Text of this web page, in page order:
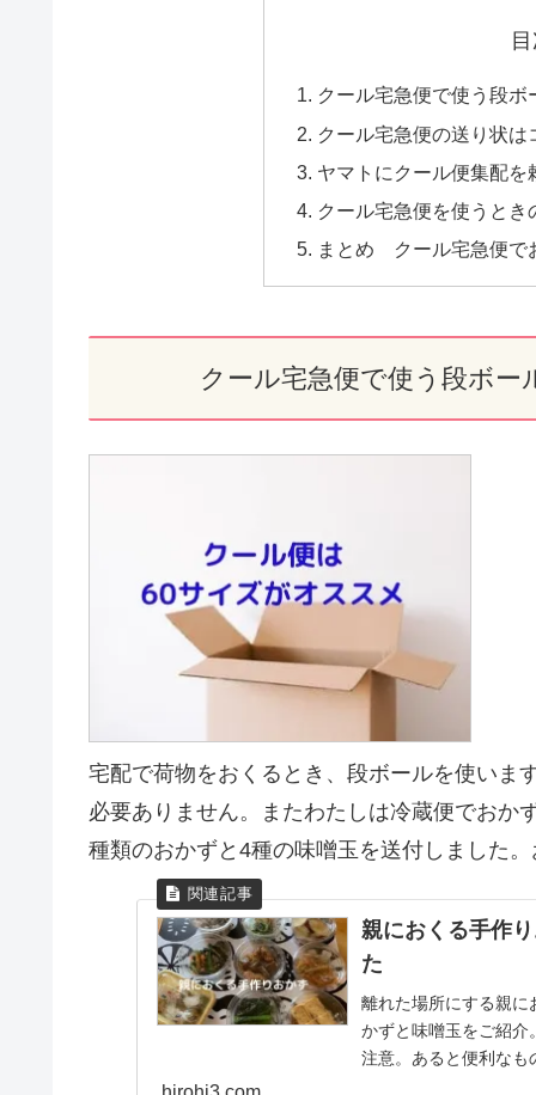
クール宅急便で使う段
クール宅急便の送り状
ヤマトにクール便集配
クール宅急便を使うとき
まとめ クール宅急便で
クール宅急便で使う段ボ
宅配で荷物をおくるとき、段ボールを使いま
必要ありません。またわたしは冷蔵便でおか
種類のおかずと4種の味噌玉を送付しました
親におくる手作
た
離れた場所にする親に
かずと味噌玉をご紹介
注意。あると便利なも